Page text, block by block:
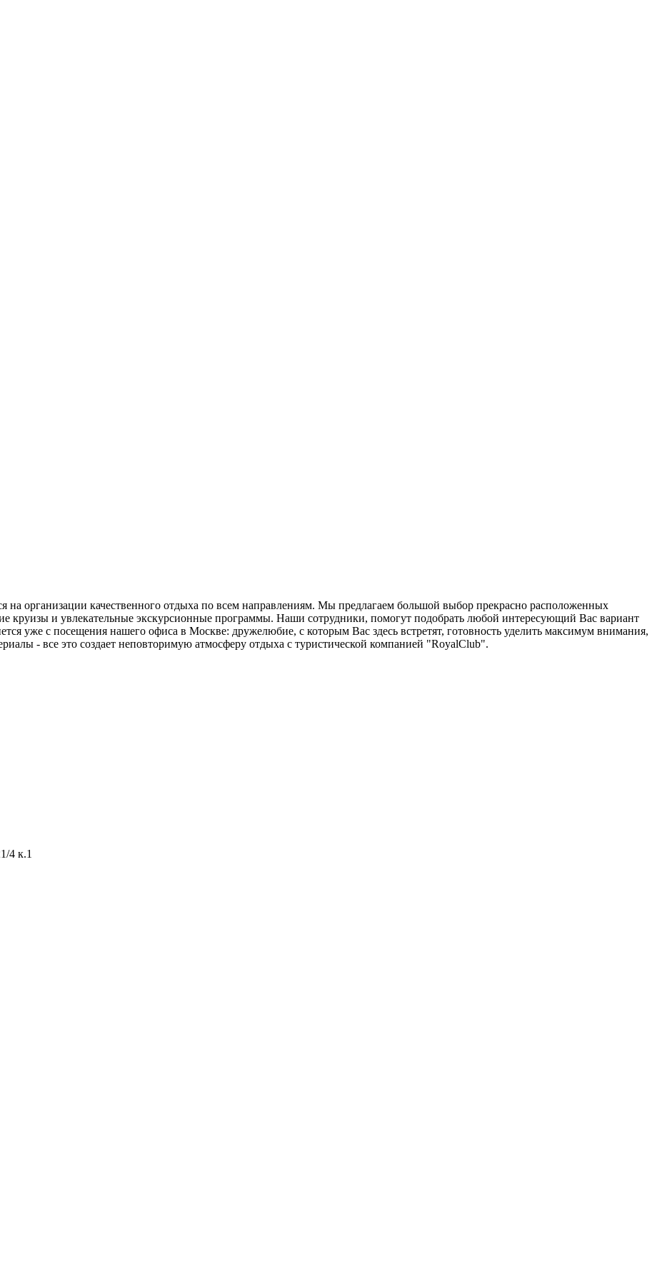
на организации качественного отдыха по всем направлениям. Мы предлагаем большой выбор прекрасно расположенных
круизы и увлекательные экскурсионные программы. Наши сотрудники, помогут подобрать любой интересующий Вас вариант
уже с посещения нашего офиса в Москве: дружелюбие, с которым Вас здесь встретят, готовность уделить максимум внимания,
- все это создает неповторимую атмосферу отдыха с туристической компанией "RoyalClub".
4 к.1